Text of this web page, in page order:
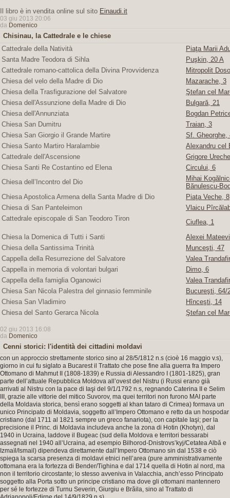
Il libro è in vendita online sul sito Einaudi.it
03 giu 2013 20:06
da Domenico
Chisinau, la Cattedrale e le chiese
Cattedrale della Natività
Piaţa Marii
Santa Madre Teodora di Sihla
Puşkin, 20 A
Cattedrale romano-cattolica della Divina Provvidenza
Mitropolit
Chiesa del velo della Madre di Dio
Mazarache, 3
Chiesa della Trasfigurazione del Salvatore
Ştefan cel
Chiesa dell'Assunzione della Madre di Dio
Bulgară, 21
Chiesa dell'Annunziata
Bogdan
Chiesa San Dumitru
Traian, 3
Chiesa San Giorgio il Grande Martire
Sf. Gheorghe,
Chiesa Santo Martiro Haralambie
Alexandru cel
Cattedrale dell'Ascensione
Grigore
Chiesa Santi Re Costantino ed Elena
Circului, 6
Chiesa dell’Incontro del Dio
Mihai
Bănulescu-
Chiesa Apostolica Armena della Santa Madre di Dio
Piaţa Veche, 8
Chiesa di San Panteleimon
Vlaicu
Cattedrale episcopale di San Teodoro Tiron
Ciuflea, 1
Chiesa la Domenica di Tutti i Santi
Alexei
Chiesa della Santissima Trinità
Munceşti, 47
Cappella della Resurrezione del Salvatore
Valea
Cappella in memoria di volontari bulgari
Dimo, 6
Cappella della famiglia Oganowici
Valea
Chiesa San Nicola Palestra del ginnasio femminile
Bucureşti, 64/
Chiesa San Vladimiro
Hînceşti, 14
Chiesa del Santo Gerarca Nicola
Ştefan cel
02 giu 2013 16:08
da Domenico
Cenni storici: l'identità dei cittadini moldavi
con un approccio strettamente storico sino al 28/5/1812 n.s (cioè 16 maggio v.s),
giorno in cui fu siglato a Bucarest il Trattato che pose fine alla guerra fra Impero
Ottomano di Mahmut II (1808-1839) e Russia di Alessandro I (1801-1825), gran
parte dell’attuale Repubblica Moldova all’ovest del Nistru (i Russi erano già
arrivati al Nistru con la pace di Iaşi del 9/1/1792 n.s, regnando Caterina II e Selim
III, grazie alle vittorie del mitico Suvorov, ma quei territori non furono MAI parte
della Moldavia storica, bensì erano soggetti al khan tataro di Crimea) formava un
unico Principato di Moldavia, soggetto all’Impero Ottomano e retto da un hospodar
cristiano (dal 1711 al 1821 sempre un greco fanariota), con capitale Iaşi; per la
precisione il Princ. di Moldavia includeva anche la zona di Hotin (Khotyn), dal
1940 in Ucraina, laddove il Bugeac (sud della Moldova e territori bessarabi
assegnati nel 1940 all’Ucraina, ad esempio Bilhorod-Dnistrovs’kyj/Cetatea Albă e
Izmaïl/Ismail) dipendeva direttamente dall’Impero Ottomano sin dal 1538 e ciò
spiega la scarsa presenza di moldavi etnici nell’area (pure amministrativamente
ottomana era la fortezza di Bender/Tighina e dal 1714 quella di Hotin al nord, ma
non il territorio circostante; lo stesso avveniva in Valacchia, anch’esso Principato
soggetto alla Porta sotto un principe cristiano ma dove gli ottomani mantennero
per sé le fortezze di Turnu Severin, Giurgiu e Brăila, sino al Trattato di